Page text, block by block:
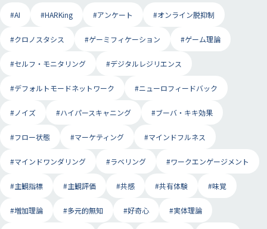
#AI #HARKing #アンケート #オンライン脱抑制
#クロノスタシス #ゲーミフィケーション #ゲーム理論
#セルフ・モニタリング #デジタルレジリエンス
#デフォルトモードネットワーク #ニューロフィードバック
#ノイズ #ハイパースキャニング #ブーバ・キキ効果
#フロー状態 #マーケティング #マインドフルネス
#マインドワンダリング #ラベリング #ワークエンゲージメント
#主観指標 #主観評価 #共感 #共有体験 #味覚
#増加理論 #多元的無知 #好奇心 #実体理論